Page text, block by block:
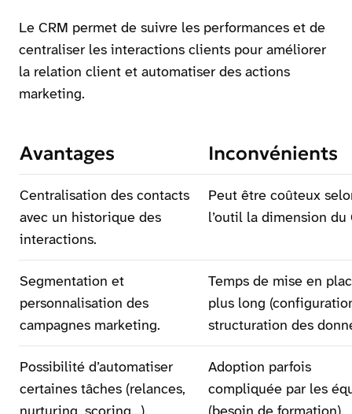
Le CRM permet de suivre les performances et de
centraliser les interactions clients pour améliorer
la relation client et automatiser des actions
marketing.
Avantages Inconvénients
Centralisation des contacts
avec un historique des
interactions.
Peut être coûteux
l’outil la dimension du
Segmentation et
personnalisation des
campagnes marketing.
Temps de mise en
plus long
structuration des
Possibilité d’automatiser
certaines tâches (relances,
Adoption parfois
compliquée par les